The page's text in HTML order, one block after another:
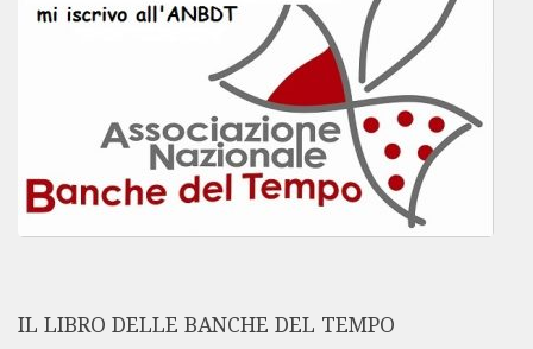
IL LIBRO DELLE BANCHE DEL TEMPO